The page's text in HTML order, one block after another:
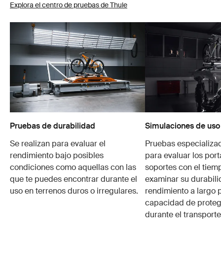
Explora el centro de pruebas de Thule
Pruebas de durabilidad
Se realizan para evaluar el
rendimiento bajo posibles
condiciones como aquellas con las
que te puedes encontrar durante el
uso en terrenos duros o irregulares.
Simulaciones de
Pruebas
para evaluar los
soportes con el
examinar su
rendimiento a largo
capacidad de
durante el